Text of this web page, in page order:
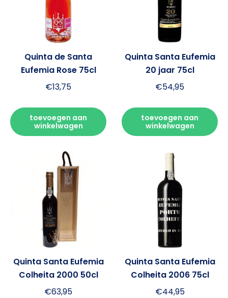
Quinta de Santa
Eufemia Rose 75cl
€13,75
toevoegen aan
winkelwagen
Quinta Santa Eufemia
20 jaar 75cl
€54,95
toevoegen aan
winkelwagen
Quinta Santa Eufemia
Colheita 2000 50cl
€63,95
Quinta Santa Eufemia
Colheita 2006 75cl
€44,95